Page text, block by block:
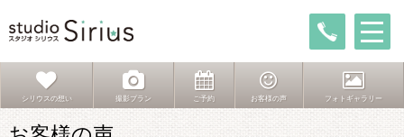
シリウスの想い 撮影プラン ご予約 お客様の声 フォトギャラリー